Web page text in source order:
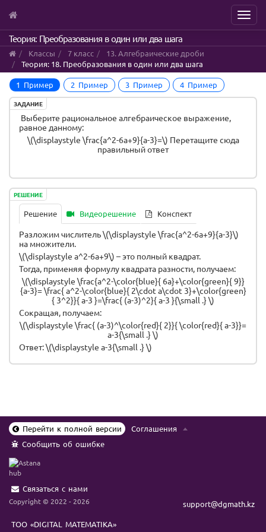
Skip
to
main
content
Menu
Теория: Преобразования в один или два шага
Классы 7 класс
13. Алгебраические дроби
Теория: 18. Преобразования в один или два шага
1 Пример 2 Пример 3 Пример 4 Пример
ЗАДАНИЕ
Выберите рациональное алгебраическое выражение,
равное данному:
\(\displaystyle \frac{a^2-6a+9}{a-3}=\) Перетащите сюда
правильный ответ
РЕШЕНИЕ
Решение Видеорешение Конспект
Разложим числитель \(\displaystyle \frac{a^2-6a+9}{a-3}\)
на множители.
\(\displaystyle a^2-6a+9\) – это полный квадрат.
Тогда, применяя формулу квадрата разности, получаем:
\(\displaystyle \frac{a^2-\color{blue}{ 6a}+\color{green}{ 9}}
{a-3}= \frac{ a^2-\color{blue}{ 2\cdot a\cdot 3}+\color{green}
{ 3^2}}{ a-3 }=\frac{ (a-3)^2}{ a-3 }{\small .} \)
Сокращая, получаем:
\(\displaystyle \frac{ (a-3)^\color{red}{ 2}}{ \color{red}{ a-3}}=
a-3{\small .} \)
Ответ: \(\displaystyle a-3{\small .} \)
Перейти к полной версии
Соглашения
Сообщить об ошибке
Связаться с нами
Copyright © 2022 - 2026
ТОО «DIGITAL MATEMATIKA»
support@dgmath.kz